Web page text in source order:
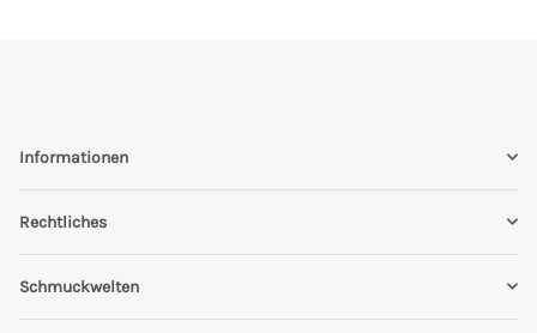
Informationen
Rechtliches
Schmuckwelten